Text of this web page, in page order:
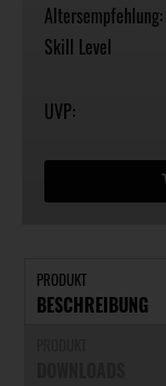
Altersempfehlung:
Skill Level
UVP:
PRODUKT
BESCHREIBUNG